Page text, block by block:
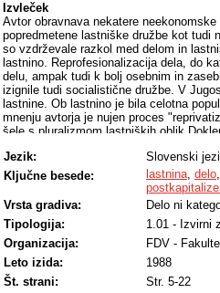
Izvleček
Avtor obravnava nekatere
popredmetene lastniške družbe kot tudi
so vzdrževale razkol med delom in
lastnino. Reprofesionalizacija dela, do
delu, ampak tudi k bolj osebnim in
izignile tudi socialistične družbe. V
lastnine. Ob lastnino je bila celotna
mnenju avtorja je nujen proces
šele s pluralizmom lastniških oblik
samoupravljanje.
Jezik:
Slovenski
Ključne besede:
lastnina, delo
Vrsta gradiva:
Delo ni
Tipologija:
1.01 - Izvirni
Organizacija:
FDV -
Leto izida:
1988
Št. strani:
Str. 5-22